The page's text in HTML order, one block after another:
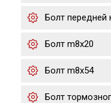
Болт
Болт m8x20
Болт m8x54
Болт